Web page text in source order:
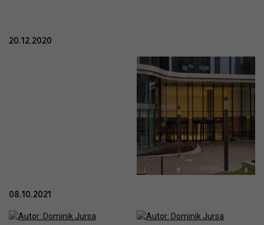
20.12.2020
08.10.2021